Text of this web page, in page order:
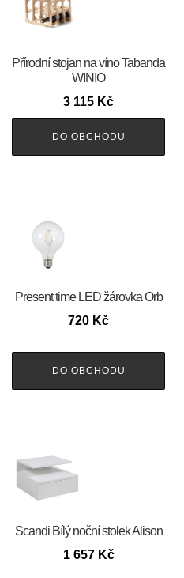
Přírodní stojan na víno Tabanda
WINIO
3 115 Kč
DO OBCHODU
Present time LED žárovka Orb
720 Kč
DO OBCHODU
Scandi Bílý noční stolek Alison
1 657 Kč